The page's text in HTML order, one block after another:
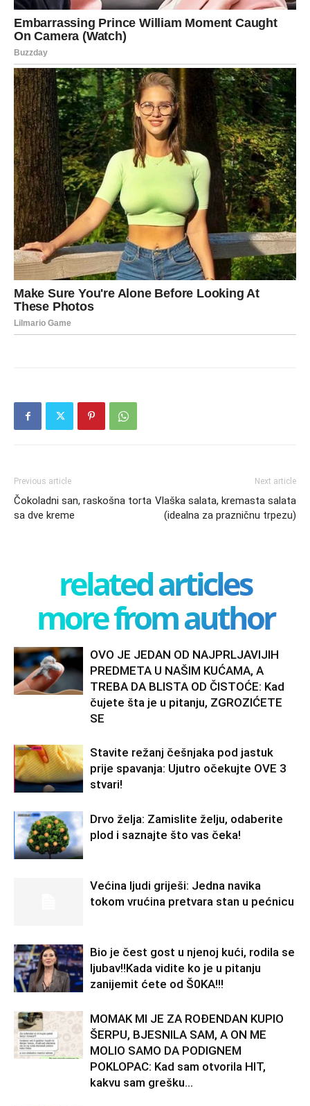
Previous article
Čokoladni san, raskošna torta
sa dve kreme
Next article
Vlaška salata, kremasta salata
(idealna za prazničnu trpezu)
related articles
more from author
OVO JE JEDAN OD NAJPRLJAVIJIH
PREDMETA U NAŠIM KUĆAMA, A
TREBA DA BLISTA OD ČISTOĆE: Kad
čujete šta je u pitanju, ZGROZIĆETE
SE
Stavite režanj češnjaka pod jastuk
prije spavanja: Ujutro očekujte OVE 3
stvari!
Drvo želja: Zamislite želju, odaberite
plod i saznajte što vas čeka!
Većina ljudi griješi: Jedna navika
tokom vrućina pretvara stan u pećnicu
Bio je čest gost u njenoj kući, rodila se
ljubav!!Kada vidite ko je u pitanju
zanijemit ćete od Š0KA!!!
MOMAK MI JE ZA ROĐENDAN KUPIO
ŠERPU, BJESNILA SAM, A ON ME
MOLIO SAMO DA PODIGNEM
POKLOPAC: Kad sam otvorila HIT,
kakvu sam grešku...